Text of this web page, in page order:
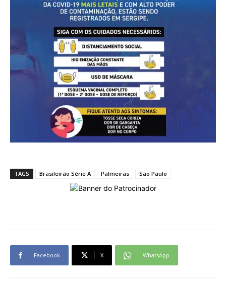
TAGS Brasileirão Série A Palmeiras São Paulo
Facebook X WhatsApp